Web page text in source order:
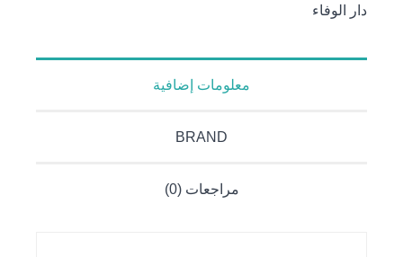
دار الوفاء
معلومات إضافية
BRAND
مراجعات (0)